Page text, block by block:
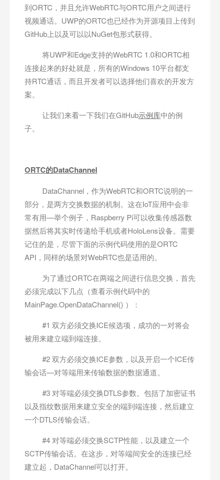
到ORTC，并且允许WebRTC与ORTC用户之间进行
视频通话。UWP的ORTC也已经作为开源项目上传到
GitHub上以及可以以NuGet包形式获得。
将UWP和Edge支持的WebRTC 1.0和ORTC相
连接起来的好处就是，所有的Windows 10平台都支
持RTC通话，而且开发者可以选择他们喜欢的开发方
案。
让我们来看一下我们在GitHub示例库中的例
子。
ORTC的DataChannel
DataChannel，作为WebRTC和ORTC说明的一
部分，是两方交换数据的机制。这在IoT应用中会非
常有用—举个例子，Raspberry Pi可以收集传感器数
据然后将其实时传递给手机或者HoloLens设备。需要
记住的是，尽管下面的示例代码使用的是ORTC
API，同样的场景对WebRTC也是适用的。
为了通过ORTC在两端之间进行信息交换，首先
必须完成以下几点（查看示例代码中的
MainPage.OpenDataChannel() ）：
#1 双方必须交换ICE候选项，成功的一对将会
被用来建立端到端连接。
#2 双方必须交换ICE参数，以及开启一个ICE传
输会话—对等端用来传输数据的数据通道。
#3 对等端必须交换DTLS参数。包括了加密证书
以及指纹数据用来建立安全的端到端连接，然后建立
一个DTLS传输会话。
#4 对等端必须交换SCTP性能，以及建立一个
SCTP传输会话。在这步，对等端间安全的连接已经
建立起，DataChannel可以打开。